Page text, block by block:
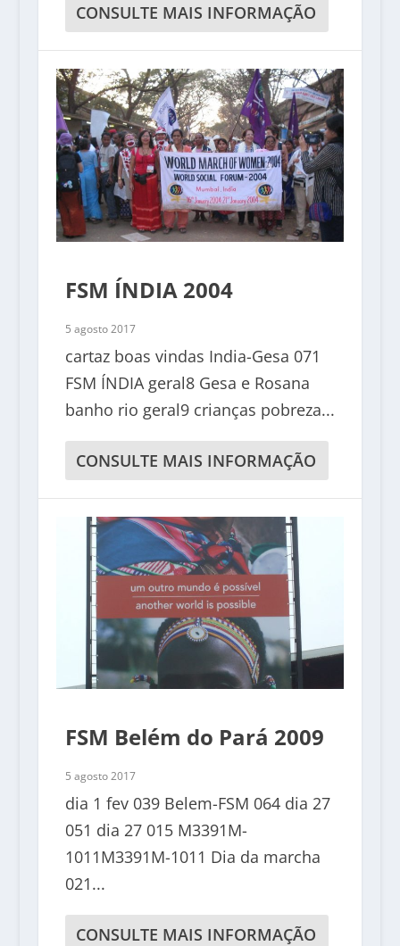
CONSULTE MAIS INFORMAÇÃO
FSM ÍNDIA 2004
5 agosto 2017
cartaz boas vindas India-Gesa 071
FSM ÍNDIA geral8 Gesa e Rosana
banho rio geral9 crianças pobreza...
CONSULTE MAIS INFORMAÇÃO
FSM Belém do Pará 2009
5 agosto 2017
dia 1 fev 039 Belem-FSM 064 dia 27
051 dia 27 015 M3391M-
1011M3391M-1011 Dia da marcha
021...
CONSULTE MAIS INFORMAÇÃO